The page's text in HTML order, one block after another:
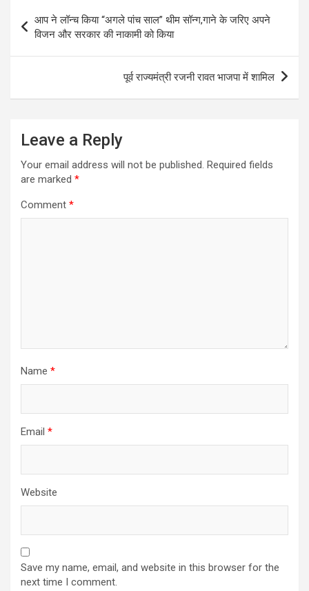
navigation
आप ने लॉन्च किया “अगले पांच साल” थीम सॉन्ग,गाने के जरिए अपने
विजन और सरकार की नाकामी को किया
पूर्व राज्यमंत्री रजनी रावत भाजपा में शामिल
Leave a Reply
Your email address will not be published. Required fields
are marked *
Comment *
Name *
Email *
Website
Save my name, email, and website in this browser for the
next time I comment.